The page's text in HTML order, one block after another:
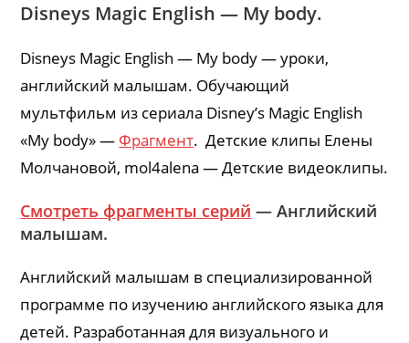
Disneys Magic English — My body.
Disneys Magic English — My body — уроки,
английский малышам. Обучающий
мультфильм из сериала Disney’s Magic English
«My body» — Фрагмент. Детские клипы Елены
Молчановой, mol4alena — Детские видеоклипы.
Смотреть фрагменты серий — Английский
малышам.
Английский малышам в специализированной
программе по изучению английского языка для
детей. Разработанная для визуального и